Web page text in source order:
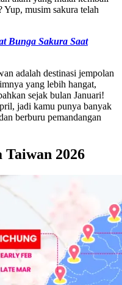
musim sakura telah
Bunga Sakura Saat
adalah destinasi jempolan
yang lebih hangat,
sejak bulan Januari!
jadi kamu punya banyak
berburu pemandangan
2026